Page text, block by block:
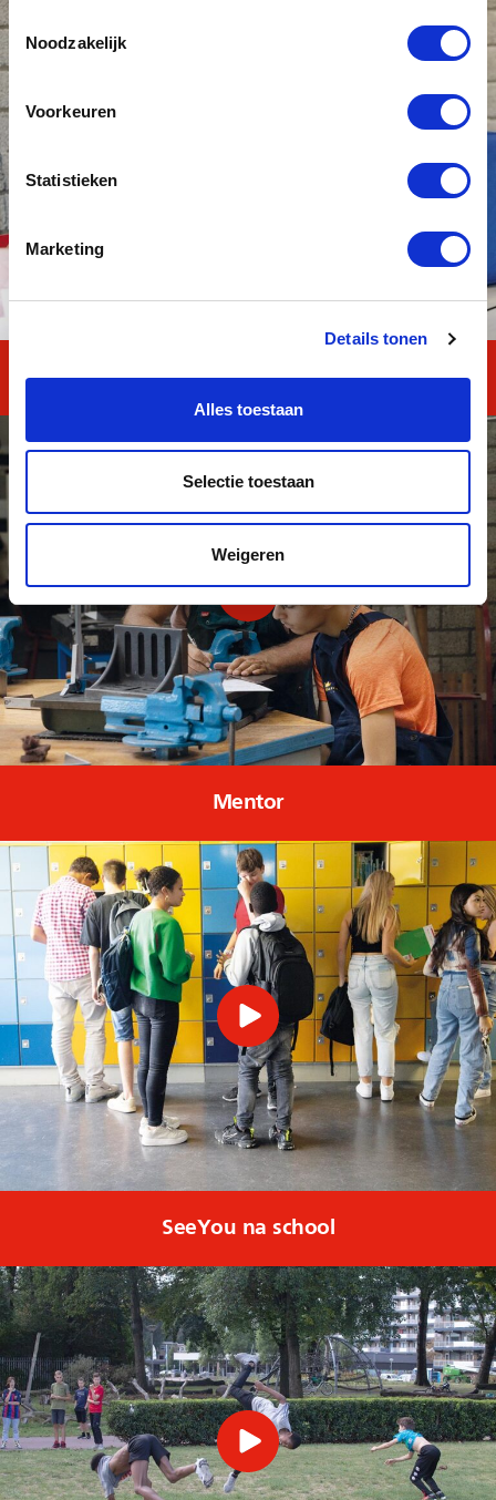
Toestemmingsselectie
Noodzakelijk
Voorkeuren
Statistieken
Marketing
Details tonen
Alles toestaan
Selectie toestaan
Weigeren
Reken en Taal TOTAAL
Mentor
SeeYou na school